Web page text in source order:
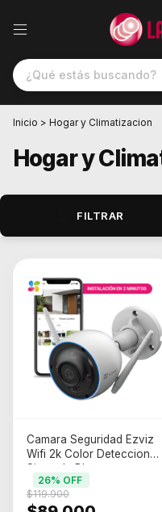
Inicio > Hogar y Climatizacion
Hogar y
FILTRAR
Camara Seguridad Ezviz
Wifi 2k Color Deteccion
Sirena Ia Blanco
$119.900
26% OFF